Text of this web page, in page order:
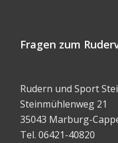
Fragen zum
Rudern und Sport
Steinmühlenweg 21
35043 Marburg-
Tel. 06421-40820